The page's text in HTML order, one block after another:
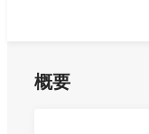
概要